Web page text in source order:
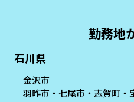
勤務地
石川県
金沢市
羽昨市・七尾市・志賀町・